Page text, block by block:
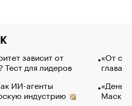
зависит от
Тест для лидеров
ИИ-агенты
индустрию
«От
глава
Маск в